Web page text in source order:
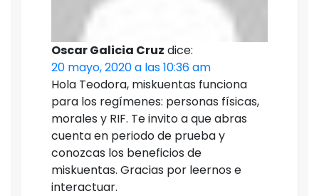
Oscar Galicia Cruz dice:
20 mayo, 2020 a las 10:36 am
Hola Teodora, miskuentas funciona
para los regímenes: personas físicas,
morales y RIF. Te invito a que abras
cuenta en periodo de prueba y
conozcas los beneficios de
miskuentas. Gracias por leernos e
interactuar.